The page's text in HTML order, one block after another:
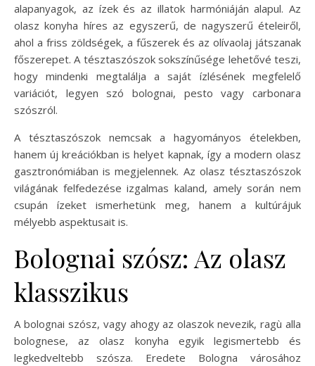
alapanyagok, az ízek és az illatok harmóniáján alapul. Az
olasz konyha híres az egyszerű, de nagyszerű ételeiről,
ahol a friss zöldségek, a fűszerek és az olívaolaj játszanak
főszerepet. A tésztaszószok sokszínűsége lehetővé teszi,
hogy mindenki megtalálja a saját ízlésének megfelelő
variációt, legyen szó bolognai, pesto vagy carbonara
szószról.
A tésztaszószok nemcsak a hagyományos ételekben,
hanem új kreációkban is helyet kapnak, így a modern olasz
gasztronómiában is megjelennek. Az olasz tésztaszószok
világának felfedezése izgalmas kaland, amely során nem
csupán ízeket ismerhetünk meg, hanem a kultúrájuk
mélyebb aspektusait is.
Bolognai szósz: Az olasz
klasszikus
A bolognai szósz, vagy ahogy az olaszok nevezik, ragù alla
bolognese, az olasz konyha egyik legismertebb és
legkedveltebb szósza. Eredete Bologna városához